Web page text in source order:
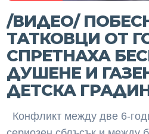
/ВИДЕО/
ТАТКОВЦИ ОТ
СПРЕТНАХА
ДУШЕНЕ И
ДЕТСКА
Конфликт между две 6-